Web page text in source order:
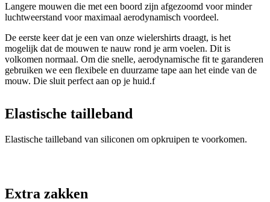
Langere mouwen die met een boord zijn afgezoomd voor minder
luchtweerstand voor maximaal aerodynamisch voordeel.
De eerste keer dat je een van onze wielershirts draagt, is het
mogelijk dat de mouwen te nauw rond je arm voelen. Dit is
volkomen normaal. Om die snelle, aerodynamische fit te garanderen
gebruiken we een flexibele en duurzame tape aan het einde van de
mouw. Die sluit perfect aan op je huid.f
Elastische tailleband
Elastische tailleband van siliconen om opkruipen te voorkomen.
Extra zakken